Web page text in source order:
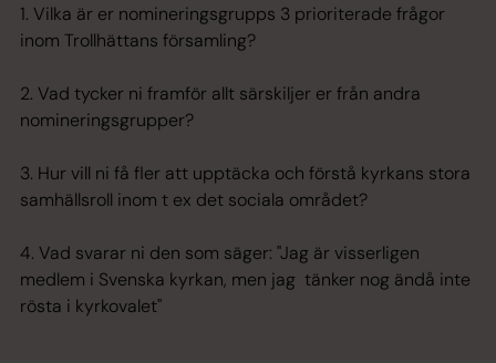
1. Vilka är er nomineringsgrupps 3 prioriterade frågor
inom Trollhättans församling?
2. Vad tycker ni framför allt särskiljer er från andra
nomineringsgrupper?
3. Hur vill ni få fler att upptäcka och förstå kyrkans stora
samhällsroll inom t ex det sociala området?
4. Vad svarar ni den som säger: "Jag är visserligen
medlem i Svenska kyrkan, men jag tänker nog ändå inte
rösta i kyrkovalet"